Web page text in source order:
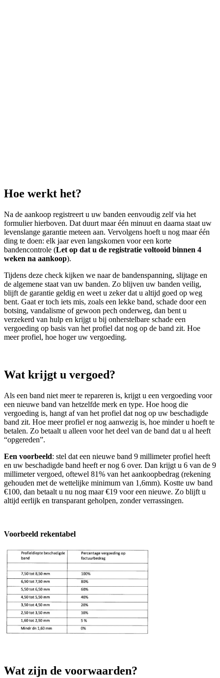
Hoe werkt het?
Na de aankoop registreert u uw banden eenvoudig zelf via het
formulier hierboven. Dat duurt maar één minuut en daarna staat uw
levenslange garantie meteen aan. Vervolgens hoeft u nog maar één
ding te doen: elk jaar even langskomen voor een korte
bandencontrole (Let op dat u de registratie voltooid binnen 4
weken na aankoop).
Tijdens deze check kijken we naar de bandenspanning, slijtage en
de algemene staat van uw banden. Zo blijven uw banden veilig,
blijft de garantie geldig en weet u zeker dat u altijd goed op weg
bent. Gaat er toch iets mis, zoals een lekke band, schade door een
botsing, vandalisme of gewoon pech onderweg, dan bent u
verzekerd van hulp en krijgt u bij onherstelbare schade een
vergoeding op basis van het profiel dat nog op de band zit. Hoe
meer profiel, hoe hoger uw vergoeding.
Wat krijgt u vergoed?
Als een band niet meer te repareren is, krijgt u een vergoeding voor
een nieuwe band van hetzelfde merk en type. Hoe hoog die
vergoeding is, hangt af van het profiel dat nog op uw beschadigde
band zit. Hoe meer profiel er nog aanwezig is, hoe minder u hoeft te
betalen. Zo betaalt u alleen voor het deel van de band dat u al heeft
“opgereden”.
Een voorbeeld: stel dat een nieuwe band 9 millimeter profiel heeft
en uw beschadigde band heeft er nog 6 over. Dan krijgt u 6 van de 9
millimeter vergoed, oftewel 81% van het aankoopbedrag (rekening
gehouden met de wettelijke minimum van 1,6mm). Kostte uw band
€100, dan betaalt u nu nog maar €19 voor een nieuwe. Zo blijft u
altijd eerlijk en transparant geholpen, zonder verrassingen.
Voorbeeld rekentabel
Wat zijn de voorwaarden?